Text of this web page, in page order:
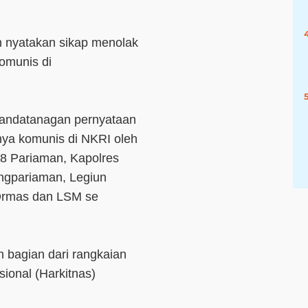
nyatakan sikap menolak
di
pernyataan
komunis di NKRI oleh
Pariaman, Kapolres
Legiun
dan LSM se
bagian dari rangkaian
(Harkitnas)